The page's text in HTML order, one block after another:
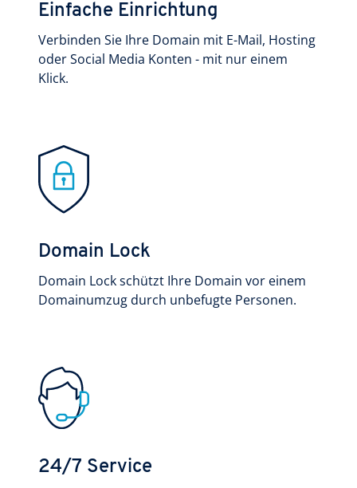
Einfache Einrichtung
Verbinden Sie Ihre Domain mit E-Mail, Hosting
oder Social Media Konten - mit nur einem
Klick.
Domain Lock
Domain Lock schützt Ihre Domain vor einem
Domainumzug durch unbefugte Personen.
24/7 Service